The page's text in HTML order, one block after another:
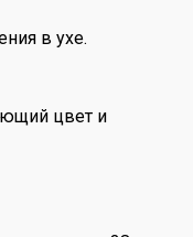
в ухе.
цвет и